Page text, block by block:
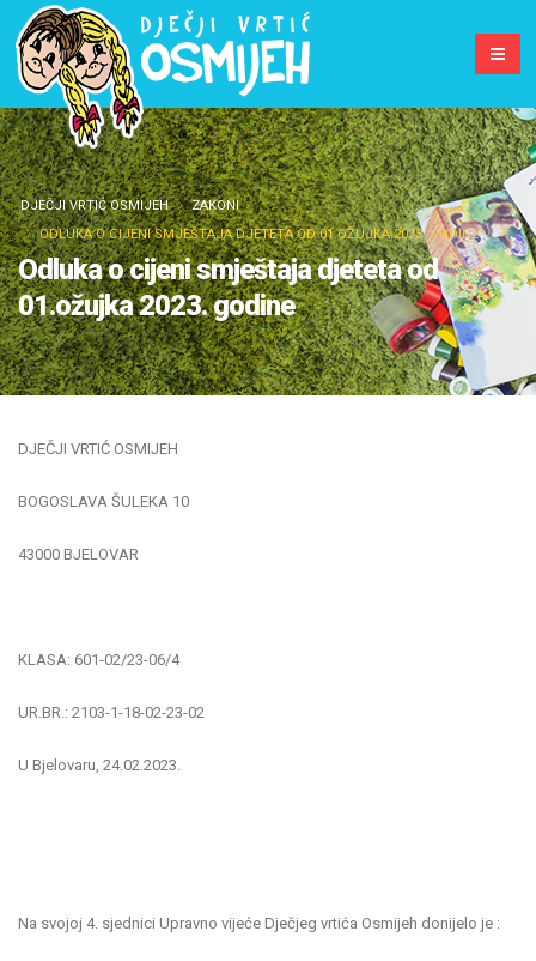
DJEČJI VRTIĆ OSMIJEH
ZAKONI
ODLUKA O CIJENI SMJEŠTAJA DJETETA OD 01.OŽUJKA 2023. GODINE
Odluka o cijeni smještaja djeteta od
01.ožujka 2023. godine
DJEČJI VRTIĆ OSMIJEH
BOGOSLAVA ŠULEKA 10
43000 BJELOVAR
KLASA: 601-02/23-06/4
UR.BR.: 2103-1-18-02-23-02
U Bjelovaru, 24.02.2023.
Na svojoj 4. sjednici Upravno vijeće Dječjeg vrtića Osmijeh donijelo je :